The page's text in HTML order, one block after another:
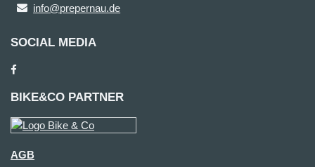
info@prepernau.de
SOCIAL MEDIA
BIKE&CO PARTNER
AGB